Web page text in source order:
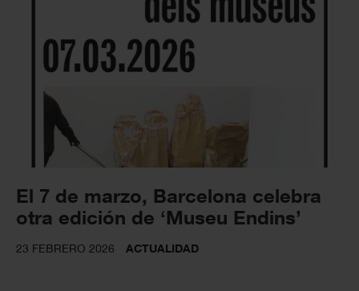
El 7 de marzo, Barcelona celebra
otra edición de ‘Museu Endins’
23 FEBRERO 2026 ACTUALIDAD